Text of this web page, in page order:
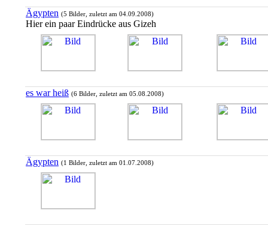
Ägypten (5 Bilder, zuletzt am 04.09.2008)
Hier ein paar Eindrücke aus Gizeh
es war heiß (6 Bilder, zuletzt am 05.08.2008)
Ägypten (1 Bilder, zuletzt am 01.07.2008)